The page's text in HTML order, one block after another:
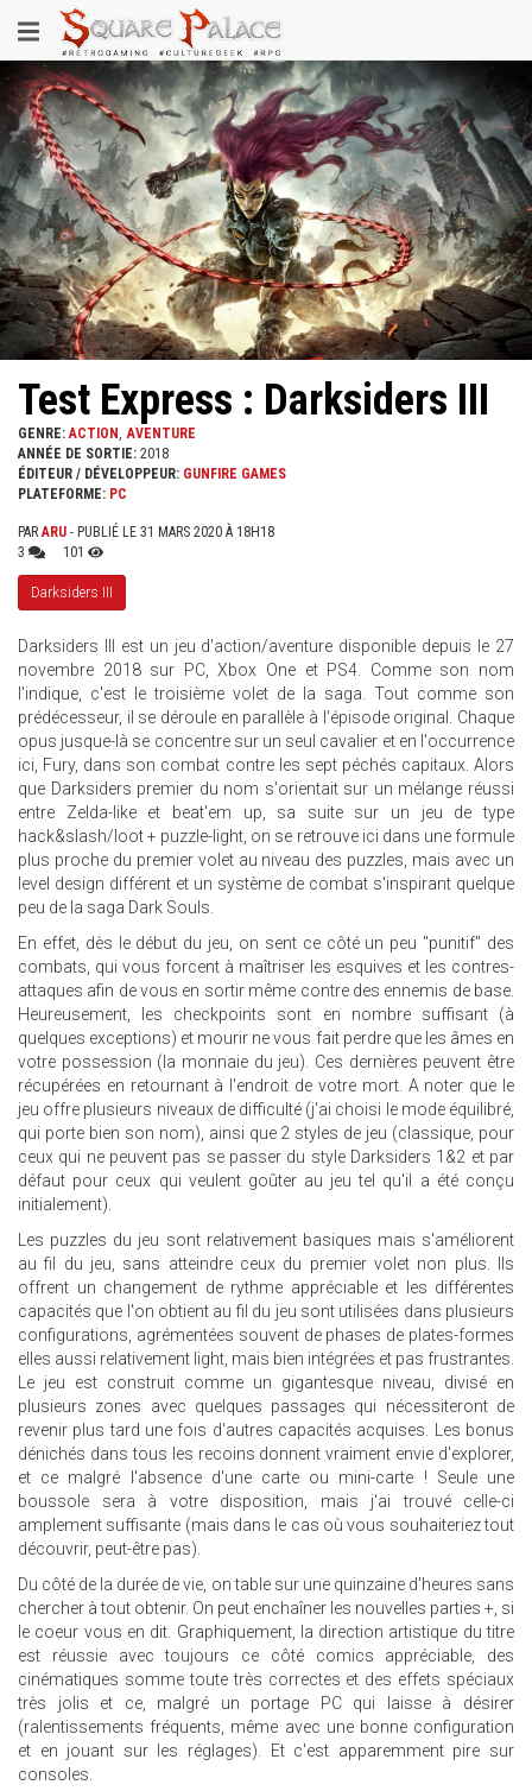
au
contenu
principal
Toggle
navigation
Test Express : Darksiders III
GENRE:ACTION
AVENTURE
ANNÉE DE SORTIE: 2018
ÉDITEUR / DÉVELOPPEUR: GUNFIRE GAMES
PLATEFORME: PC
PARARU - PUBLIÉ LE 31 MARS 2020 À 18H18
3
101
Darksiders III
Darksiders III est un jeu d'action/aventure disponible depuis le 27
novembre 2018 sur PC, Xbox One et PS4. Comme son nom
l'indique, c'est le troisième volet de la saga. Tout comme son
prédécesseur, il se déroule en parallèle à l'épisode original. Chaque
opus jusque-là se concentre sur un seul cavalier et en l'occurrence
ici, Fury, dans son combat contre les sept péchés capitaux. Alors
que Darksiders premier du nom s'orientait sur un mélange réussi
entre Zelda-like et beat'em up, sa suite sur un jeu de type
hack&slash/loot + puzzle-light, on se retrouve ici dans une formule
plus proche du premier volet au niveau des puzzles, mais avec un
level design différent et un système de combat s'inspirant quelque
peu de la saga Dark Souls.
En effet, dès le début du jeu, on sent ce côté un peu "punitif" des
combats, qui vous forcent à maîtriser les esquives et les contres-
attaques afin de vous en sortir même contre des ennemis de base.
Heureusement, les checkpoints sont en nombre suffisant (à
quelques exceptions) et mourir ne vous fait perdre que les âmes en
votre possession (la monnaie du jeu). Ces dernières peuvent être
récupérées en retournant à l'endroit de votre mort. A noter que le
jeu offre plusieurs niveaux de difficulté (j'ai choisi le mode équilibré,
qui porte bien son nom), ainsi que 2 styles de jeu (classique, pour
ceux qui ne peuvent pas se passer du style Darksiders 1&2 et par
défaut pour ceux qui veulent goûter au jeu tel qu'il a été conçu
initialement).
Les puzzles du jeu sont relativement basiques mais s'améliorent
au fil du jeu, sans atteindre ceux du premier volet non plus. lls
offrent un changement de rythme appréciable et les différentes
capacités que l'on obtient au fil du jeu sont utilisées dans plusieurs
configurations, agrémentées souvent de phases de plates-formes
elles aussi relativement light, mais bien intégrées et pas frustrantes.
Le jeu est construit comme un gigantesque niveau, divisé en
plusieurs zones avec quelques passages qui nécessiteront de
revenir plus tard une fois d'autres capacités acquises. Les bonus
dénichés dans tous les recoins donnent vraiment envie d'explorer,
et ce malgré l'absence d'une carte ou mini-carte ! Seule une
boussole sera à votre disposition, mais j'ai trouvé celle-ci
amplement suffisante (mais dans le cas où vous souhaiteriez tout
découvrir, peut-être pas).
Du côté de la durée de vie, on table sur une quinzaine d'heures sans
chercher à tout obtenir. On peut enchaîner les nouvelles parties +, si
le coeur vous en dit. Graphiquement, la direction artistique du titre
est réussie avec toujours ce côté comics appréciable, des
cinématiques somme toute très correctes et des effets spéciaux
très jolis et ce, malgré un portage PC qui laisse à désirer
(ralentissements fréquents, même avec une bonne configuration
et en jouant sur les réglages). Et c'est apparemment pire sur
consoles.